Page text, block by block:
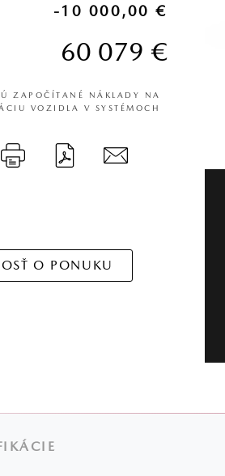
-10 000,00 €
60 079 €
ZAPOČÍTANÉ NÁKLADY NA
VOZIDLA V SYSTÉMOCH
O PONUKU